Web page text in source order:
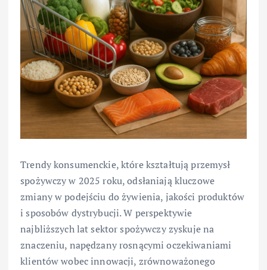
Trendy konsumenckie, które kształtują przemysł
spożywczy w 2025 roku, odsłaniają kluczowe
zmiany w podejściu do żywienia, jakości produktów
i sposobów dystrybucji. W perspektywie
najbliższych lat sektor spożywczy zyskuje na
znaczeniu, napędzany rosnącymi oczekiwaniami
klientów wobec innowacji, zrównoważonego